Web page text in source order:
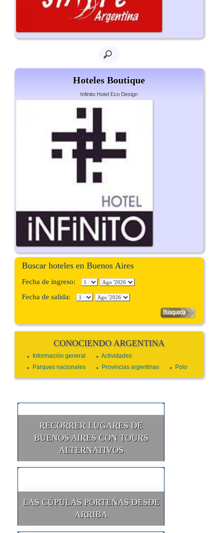
Hoteles Boutique
Infinito Hotel Eco Design
Buscar hoteles en Buenos Aires
Fecha de ingreso:
Fecha de salida:
CONOCIENDO ARGENTINA
Información general
Actividades
Parques nacionales
Provincias argentinas Polo
RECORRER LUGARES DE
BUENOS AIRES CON TOURS
ALTERNATIVOS
LAS CÚPULAS PORTEÑAS DESDE
ARRIBA